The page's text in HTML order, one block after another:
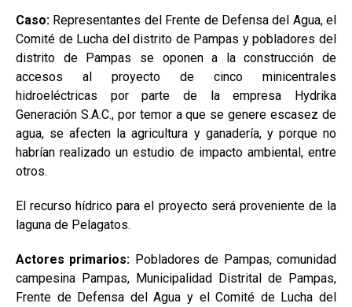
Caso: Representantes del Frente de Defensa del Agua, el
Comité de Lucha del distrito de Pampas y pobladores del
distrito de Pampas se oponen a la construcción de
accesos al proyecto de cinco minicentrales
hidroeléctricas por parte de la empresa Hydrika
Generación S.A.C., por temor a que se genere escasez de
agua, se afecten la agricultura y ganadería, y porque no
habrían realizado un estudio de impacto ambiental, entre
otros.
El recurso hídrico para el proyecto será proveniente de la
laguna de Pelagatos.
Actores primarios: Pobladores de Pampas, comunidad
campesina Pampas, Municipalidad Distrital de Pampas,
Frente de Defensa del Agua y el Comité de Lucha del